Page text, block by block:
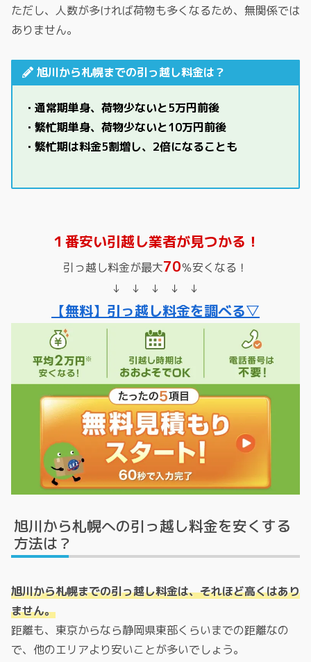
ただし、人数が多ければ荷物も多くなるため、無関係では
ありません。
旭川から札幌までの引っ越し料金は？
・通常期単身、荷物少ないと5万円前後
・繁忙期単身、荷物少ないと10万円前後
・繁忙期は料金5割増し、2倍になることも
１番安い引越し業者が見つかる！
引っ越し料金が最大70％安くなる！
↓ ↓ ↓ ↓ ↓
【無料】引っ越し料金を調べる▽
旭川から札幌への引っ越し料金を安くする
方法は？
旭川から札幌までの引っ越し料金は、それほど高くはあり
ません。
距離も、東京からなら静岡県東部くらいまでの距離なの
で、他のエリアより安いことが多いでしょう。